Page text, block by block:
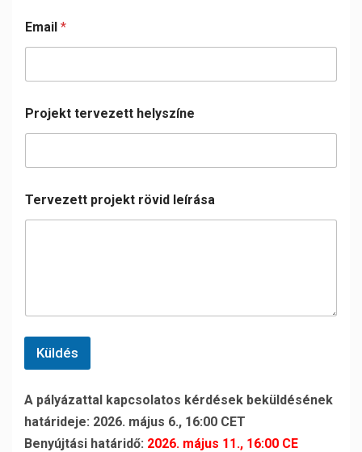
Email *
Projekt tervezett helyszíne
Tervezett projekt rövid leírása
Küldés
A pályázattal kapcsolatos kérdések beküldésének
határideje: 2026. május 6., 16:00 CET
Benyújtási határidő: 2026. május 11., 16:00 CE